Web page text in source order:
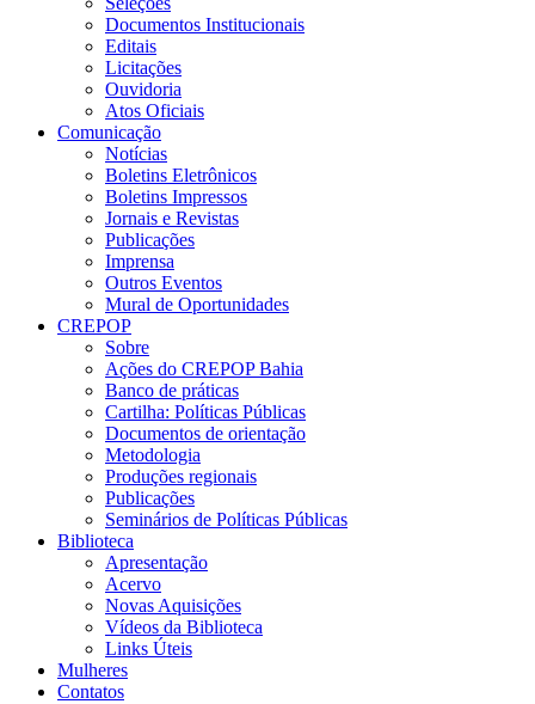
Documentos Institucionais
Editais
Licitações
Ouvidoria
Atos Oficiais
Comunicação
Notícias
Boletins Eletrônicos
Boletins Impressos
Jornais e Revistas
Publicações
Imprensa
Outros Eventos
Mural de Oportunidades
CREPOP
Sobre
Ações do CREPOP Bahia
Banco de práticas
Cartilha: Políticas Públicas
Documentos de orientação
Metodologia
Produções regionais
Publicações
Seminários de Políticas Públicas
Biblioteca
Apresentação
Acervo
Novas Aquisições
Vídeos da Biblioteca
Links Úteis
Mulheres
Contatos